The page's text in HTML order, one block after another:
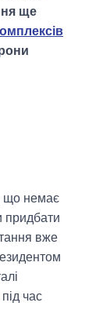
ще
що немає
придбати
вже
час